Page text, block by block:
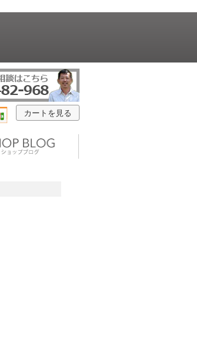
カートを見る